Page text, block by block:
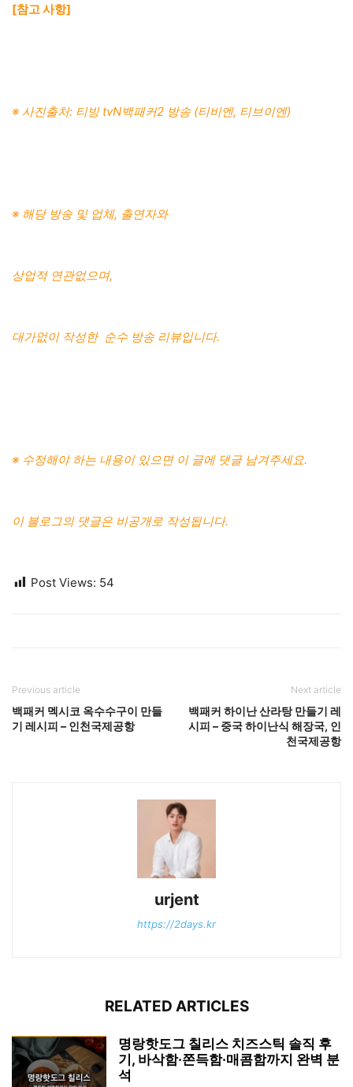
[참고 사항]
※ 사진출처: 티빙 tvN백패커2 방송 (티비엔, 티브이엔)
※ 해당 방송 및 업체, 출연자와
상업적 연관없으며,
대가없이 작성한 순수 방송 리뷰입니다.
※ 수정해야 하는 내용이 있으면 이 글에 댓글 남겨주세요.
이 블로그의 댓글은 비공개로 작성됩니다.
Post Views: 54
Previous article
백패커 멕시코 옥수수구이 만들
기 레시피 – 인천국제공항
Next article
백패커 하이난 산라탕 만들기 레
시피 – 중국 하이난식 해장국, 인
천국제공항
urjent
https://2days.kr
RELATED ARTICLES
명랑핫도그 칠리스 치즈스틱 솔직 후
기, 바삭함·쫀득함·매콤함까지 완벽 분
석